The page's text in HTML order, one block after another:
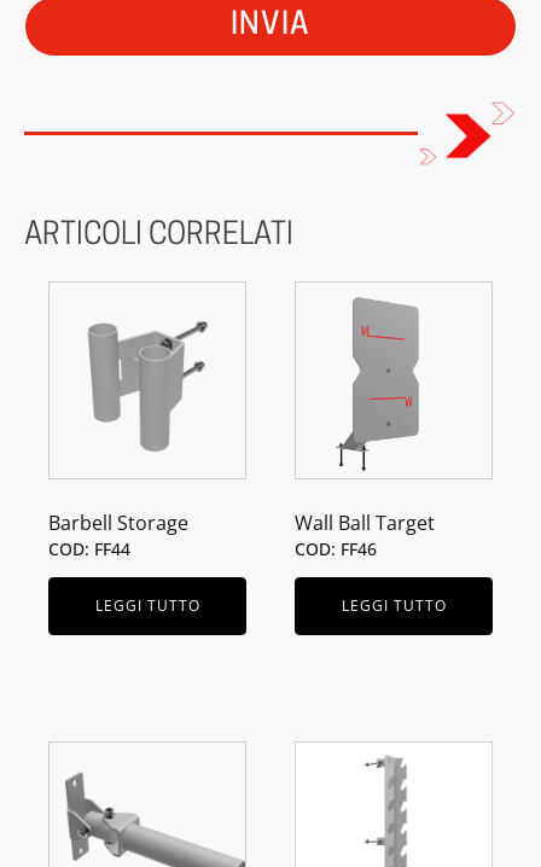
ARTICOLI CORRELATI
Barbell Storage
COD: FF44
LEGGI TUTTO
Wall Ball Target
COD: FF46
LEGGI TUTTO